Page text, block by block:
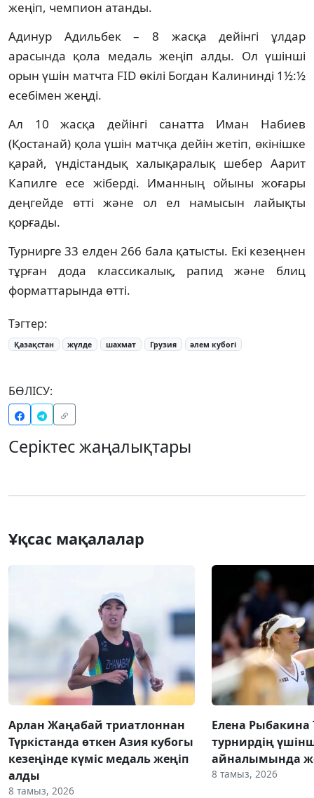
жеңіп, чемпион атанды.
Адинур Адильбек – 8 жасқа дейінгі ұлдар
арасында қола медаль жеңіп алды. Ол үшінші
орын үшін матчта FID өкілі Богдан Калининді 1½:½
есебімен жеңді.
Ал 10 жасқа дейінгі санатта Иман Набиев
(Қостанай) қола үшін матчқа дейін жетіп, өкінішке
қарай, үндістандық халықаралық шебер Аарит
Капилге есе жіберді. Иманның ойыны жоғары
деңгейде өтті және ол ел намысын лайықты
қорғады.
Турнирге 33 елден 266 бала қатысты. Екі кезеңнен
тұрған дода классикалық, рапид және блиц
форматтарында өтті.
Тэгтер:
Қазақстан жүлде шахмат Грузия әлем кубогі
БӨЛІСУ:
Серіктес жаңалықтары
Ұқсас мақалалар
Арлан Жаңабай триатлоннан
Түркістанда өткен Азия кубогы
кезеңінде күміс медаль жеңіп
алды
8 тамыз, 2026
Елена Рыбакина
турнирдің
айналымында
8 тамыз, 2026